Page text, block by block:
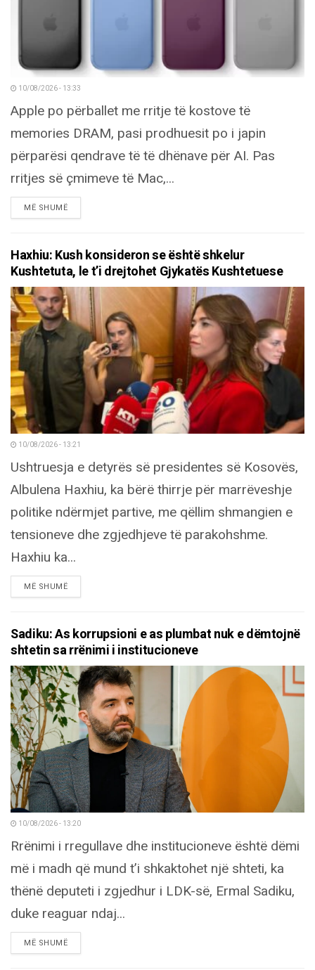
10/08/2026 - 13:33
Apple po përballet me rritje të kostove të
memories DRAM, pasi prodhuesit po i japin
përparësi qendrave të të dhënave për AI. Pas
rritjes së çmimeve të Mac,...
MË SHUMËDETAILS
Haxhiu: Kush konsideron se është shkelur
Kushtetuta, le t’i drejtohet Gjykatës Kushtetuese
10/08/2026 - 13:21
Ushtruesja e detyrës së presidentes së Kosovës,
Albulena Haxhiu, ka bërë thirrje për marrëveshje
politike ndërmjet partive, me qëllim shmangien e
tensioneve dhe zgjedhjeve të parakohshme.
Haxhiu ka...
MË SHUMËDETAILS
Sadiku: As korrupsioni e as plumbat nuk e dëmtojnë
shtetin sa rrënimi i institucioneve
10/08/2026 - 13:20
Rrënimi i rregullave dhe institucioneve është dëmi
më i madh që mund t’i shkaktohet një shteti, ka
thënë deputeti i zgjedhur i LDK-së, Ermal Sadiku,
duke reaguar ndaj...
MË SHUMËDETAILS